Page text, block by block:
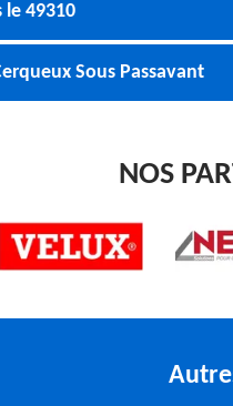
49310
Sous Passavant
NOS